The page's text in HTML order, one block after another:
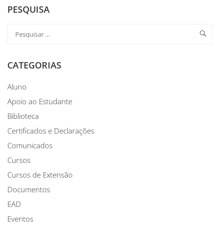
PESQUISA
CATEGORIAS
Aluno
Apoio ao Estudante
Biblioteca
Certificados e Declarações
Comunicados
Cursos
Cursos de Extensão
Documentos
EAD
Eventos